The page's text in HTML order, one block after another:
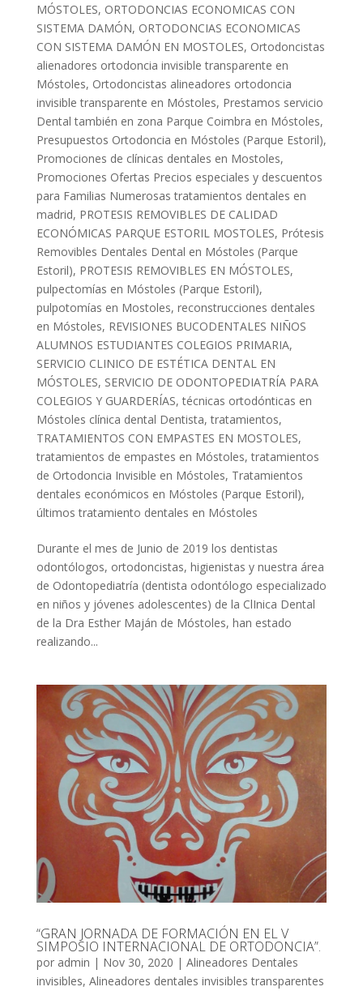
MÓSTOLES, ORTODONCIAS ECONOMICAS CON
SISTEMA DAMÓN, ORTODONCIAS ECONOMICAS
CON SISTEMA DAMÓN EN MOSTOLES, Ortodoncistas
alienadores ortodoncia invisible transparente en
Móstoles, Ortodoncistas alineadores ortodoncia
invisible transparente en Móstoles, Prestamos servicio
Dental también en zona Parque Coimbra en Móstoles,
Presupuestos Ortodoncia en Móstoles (Parque Estoril),
Promociones de clínicas dentales en Mostoles,
Promociones Ofertas Precios especiales y descuentos
para Familias Numerosas tratamientos dentales en
madrid, PROTESIS REMOVIBLES DE CALIDAD
ECONÓMICAS PARQUE ESTORIL MOSTOLES, Prótesis
Removibles Dentales Dental en Móstoles (Parque
Estoril), PROTESIS REMOVIBLES EN MÓSTOLES,
pulpectomías en Móstoles (Parque Estoril),
pulpotomías en Mostoles, reconstrucciones dentales
en Móstoles, REVISIONES BUCODENTALES NIÑOS
ALUMNOS ESTUDIANTES COLEGIOS PRIMARIA,
SERVICIO CLINICO DE ESTÉTICA DENTAL EN
MÓSTOLES, SERVICIO DE ODONTOPEDIATRÍA PARA
COLEGIOS Y GUARDERÍAS,técnicas ortodónticas en
Móstoles clínica dental Dentista,tratamientos,
TRATAMIENTOS CON EMPASTES EN MOSTOLES,
tratamientos de empastes en Móstoles,tratamientos
de Ortodoncia Invisible en Móstoles, Tratamientos
dentales económicos en Móstoles (Parque Estoril),
últimos tratamiento dentales en Móstoles
Durante el mes de Junio de 2019 los dentistas
odontólogos, ortodoncistas, higienistas y nuestra área
de Odontopediatría (dentista odontólogo especializado
en niños y jóvenes adolescentes) de la ClInica Dental
de la Dra Esther Maján de Móstoles, han estado
realizando...
“GRAN JORNADA DE FORMACIÓN EN EL V
SIMPOSIO INTERNACIONAL DE ORTODONCIA”.
por admin | Nov 30, 2020 | Alineadores Dentales
invisibles, Alineadores dentales invisibles transparentes